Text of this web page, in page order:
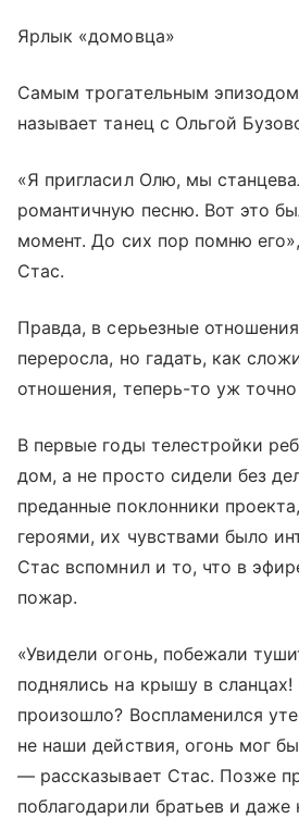
Ярлык «домовца»
Самым трогательным
называет танец с Ольгой
«Я пригласил Олю, мы
романтичную песню. Вот это
момент. До сих пор помню
Стас.
Правда, в серьезные
переросла, но гадать, как
отношения, теперь-то уж точно
В первые годы телестройки
дом, а не просто сидели без
преданные поклонники
героями, их чувствами было
Стас вспомнил и то, что в
пожар.
«Увидели огонь, побежали
поднялись на крышу в сланцах!
произошло? Воспламенился
не наши действия, огонь мог
— рассказывает Стас. Позже
поблагодарили братьев и даже